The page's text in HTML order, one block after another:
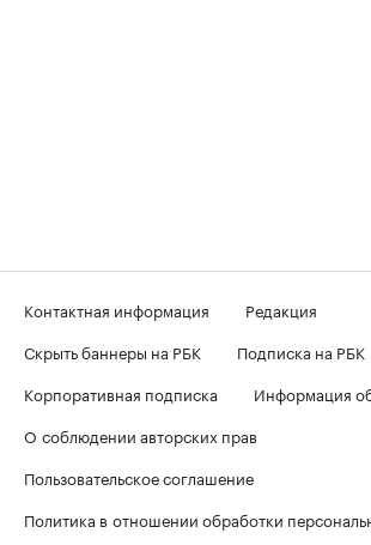
Контактная информация
Редакция
Скрыть баннеры на РБК
Подписка на РБК
Корпоративная подписка
Информация
О соблюдении авторских прав
Пользовательское соглашение
Политика в отношении обработки